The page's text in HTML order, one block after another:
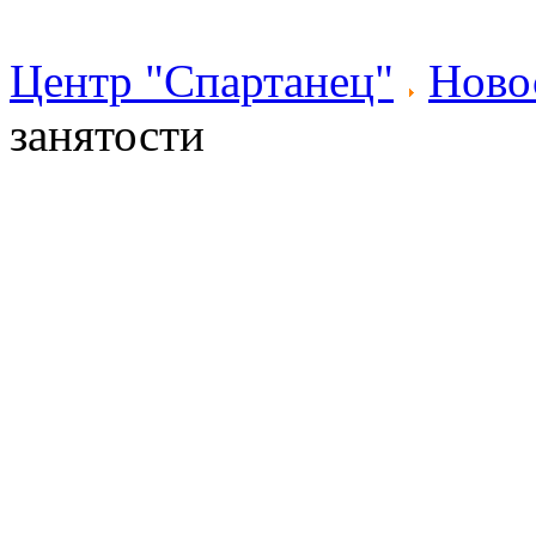
Центр "Спартанец"
занятости